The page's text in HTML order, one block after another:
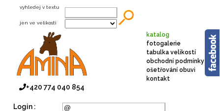
+420 774 040 854
vyhledej v textu
jen ve velikosti
Login :
katalog
fotogalerie
tabulka velikostí
obchodní podmínky
ošetřování obuvi
kontakt